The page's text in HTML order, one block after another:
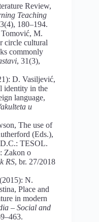
Review,
Teaching
180–194.
M.
circle cultural
commonly
, 31(3),
D. Vasiljević,
identity in the
language,
u
The use of
(Eds.),
TESOL.
Zakon o
RS, br. 27/2018
N.
Place and
in modern
– Social and